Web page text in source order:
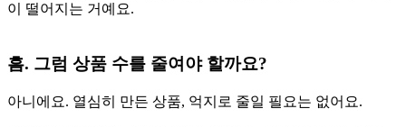
이 떨어지는 거예요.
흠. 그럼 상품 수를 줄여야 할까요?
아니에요. 열심히 만든 상품, 억지로 줄일 필요는 없어요.